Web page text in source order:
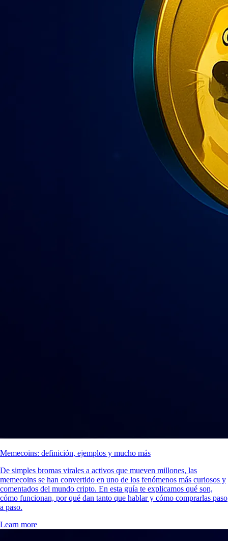
Memecoins: definición, ejemplos y mucho más
De simples bromas virales a activos que mueven millones, las
memecoins se han convertido en uno de los fenómenos más curiosos y
comentados del mundo cripto. En esta guía te explicamos qué son,
cómo funcionan, por qué dan tanto que hablar y cómo comprarlas paso
a paso.
Learn more